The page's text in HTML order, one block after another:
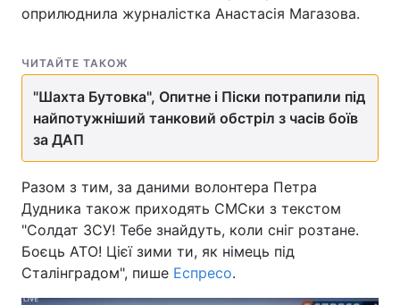
оприлюднила журналістка Анастасія Магазова.
ЧИТАЙТЕ ТАКОЖ
"Шахта Бутовка", Опитне і Піски потрапили під
найпотужніший танковий обстріл з часів боїв
за ДАП
Разом з тим, за даними волонтера Петра
Дудника також приходять СМСки з текстом
"Солдат ЗСУ! Тебе знайдуть, коли сніг розтане.
Боєць АТО! Цієї зими ти, як німець під
Сталінградом", пише Еспресо.